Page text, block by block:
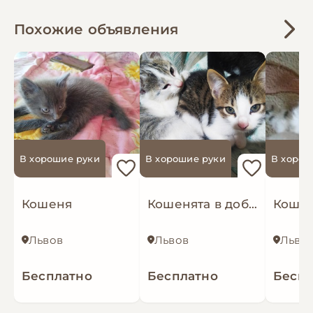
Похожие объявления
В хорошие руки
Кошеня
Львов
Бесплатно
В хорошие руки
Кошенята в добрі руки+подаруночок
Львов
Бесплатно
В